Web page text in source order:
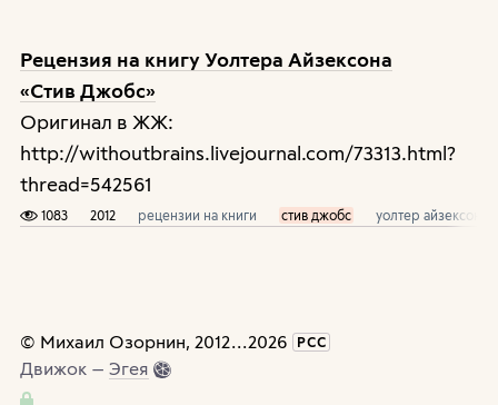
Рецензия на книгу Уолтера Айзексона
«Стив Джобс»
Оригинал в ЖЖ:
http://withoutbrains.livejournal.com/73313.html?
thread=542561
1083 2012 рецензии на книги стив джобс уолтер айзексон
© Михаил Озорнин, 2012...2026 РСС
Движок — Эгея